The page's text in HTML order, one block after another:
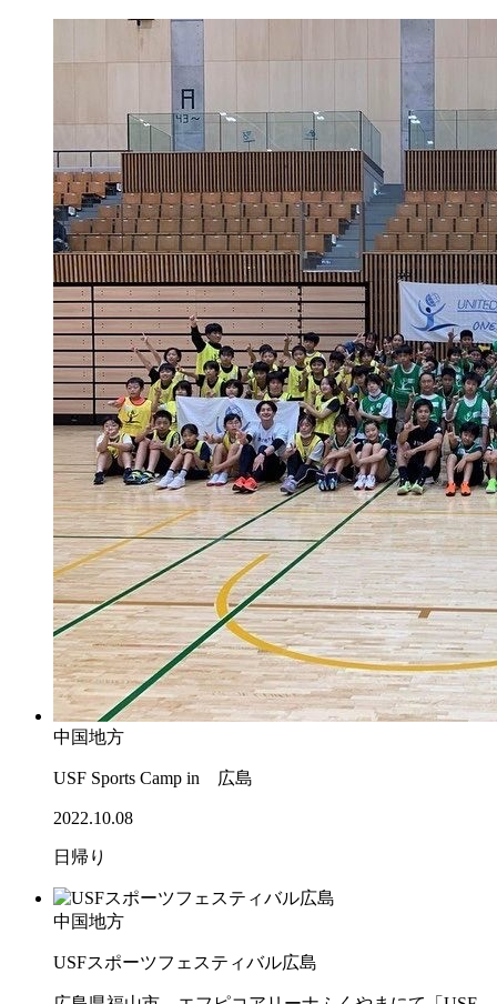
中国地方
USF Sports Camp in 広島
2022.10.08
日帰り
中国地方
USFスポーツフェスティバル広島